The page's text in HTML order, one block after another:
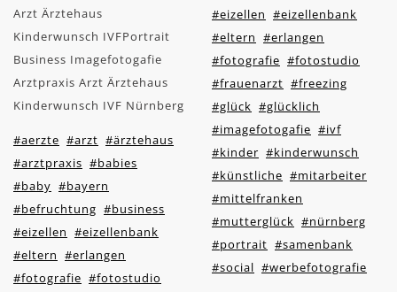
Arzt Ärztehaus
Kinderwunsch IVFPortrait
Business Imagefotogafie
Arztpraxis Arzt Ärztehaus
Kinderwunsch IVF Nürnberg
#aerzte #arzt #ärztehaus
#arztpraxis #babies
#baby #bayern
#befruchtung #business
#eizellen #eizellenbank
#eltern #erlangen
#fotografie #fotostudio
#eizellen #eizellenbank
#eltern #erlangen
#fotografie #fotostudio
#frauenarzt #freezing
#glück #glücklich
#imagefotogafie #ivf
#kinder #kinderwunsch
#künstliche #mitarbeiter
#mittelfranken
#mutterglück #nürnberg
#portrait #samenbank
#social #werbefotografie